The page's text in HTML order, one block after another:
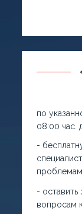
по
08:00 час.
-
-
вопросам